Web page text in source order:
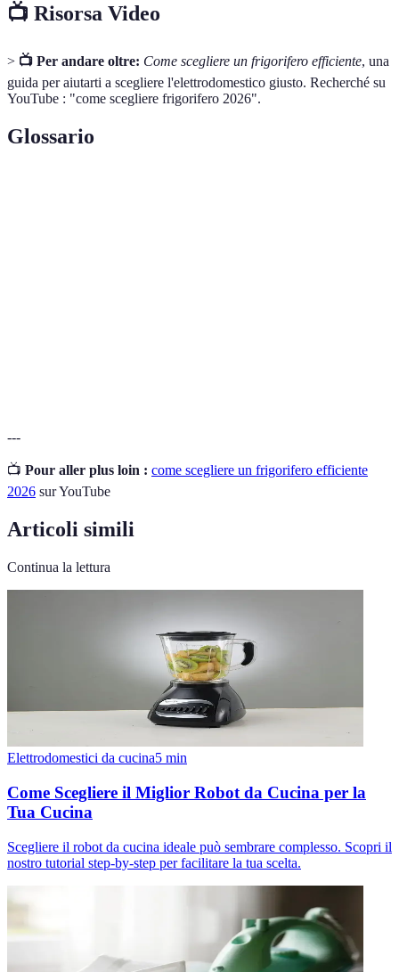
📺 Risorsa Video
> 📺 Per andare oltre: Come scegliere un frigorifero efficiente, una
guida per aiutarti a scegliere l'elettrodomestico giusto. Recherché su
YouTube : "come scegliere frigorifero 2026".
Glossario
---
📺 Pour aller plus loin : come scegliere un frigorifero efficiente
2026 sur YouTube
Articoli simili
Continua la lettura
Elettrodomestici da cucina5 min
Come Scegliere il Miglior Robot da Cucina per la
Tua Cucina
Scegliere il robot da cucina ideale può sembrare complesso. Scopri il
nostro tutorial step-by-step per facilitare la tua scelta.